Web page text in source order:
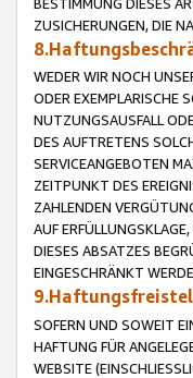
ZUSICHERUNGEN, DIE
WEDER WIR NOCH
ODER EXEMPLARISCHE
NUTZUNGSAUSFALL
DES AUFTRETENS
SERVICEANGEBOTEN
ZEITPUNKT DES
ZAHLENDEN
AUF
DIESES ABSATZES
EINGESCHRÄNKT
SOFERN UND SOWEIT
HAFTUNG FÜR
WEBSITE